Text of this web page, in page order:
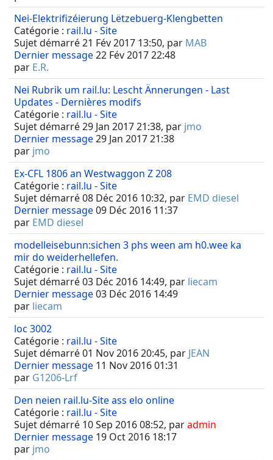
Nei-Elektrifizéierung Lëtzebuerg-Klengbetten
Catégorie : rail.lu - Site
Sujet démarré 21 Fév 2017 13:50, par MAB
Dernier message22 Fév 2017 22:48
par E.R.
Nei Rubrik um rail.lu: Lescht Ännerungen - Last
Updates - Dernières modifs
Catégorie : rail.lu - Site
Sujet démarré 29 Jan 2017 21:38, par jmo
Dernier message29 Jan 2017 21:38
par jmo
Ex-CFL 1806 an Westwaggon Z 208
Catégorie : rail.lu - Site
Sujet démarré 08 Déc 2016 10:32, par EMD diesel
Dernier message09 Déc 2016 11:37
par EMD diesel
modelleisebunn:sichen 3 phs ween am h0.wee ka
mir do weiderhellefen.
Catégorie : rail.lu - Site
Sujet démarré 03 Déc 2016 14:49, par liecam
Dernier message03 Déc 2016 14:49
par liecam
loc 3002
Catégorie : rail.lu - Site
Sujet démarré 01 Nov 2016 20:45, par JEAN
Dernier message 11 Nov 2016 01:31
par G1206-Lrf
Den neien rail.lu-Site ass elo online
Catégorie : rail.lu - Site
Sujet démarré 10 Sep 2016 08:52, paradmin
Dernier message 19 Oct 2016 18:17
par jmo